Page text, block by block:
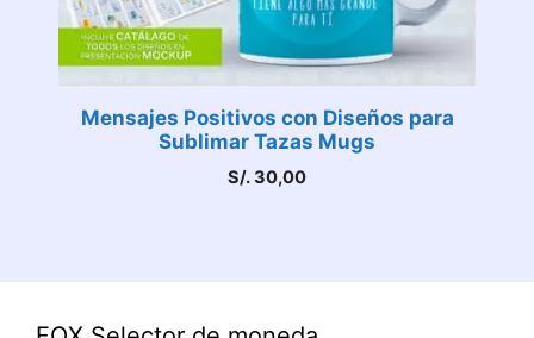
Mensajes Positivos con Diseños para
Sublimar Tazas Mugs
S/.30,00